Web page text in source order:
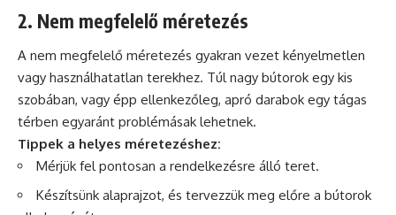
2. Nem megfelelő méretezés
A nem megfelelő méretezés gyakran vezet kényelmetlen
vagy használhatatlan terekhez. Túl nagy bútorok egy kis
szobában, vagy épp ellenkezőleg, apró darabok egy tágas
térben egyaránt problémásak lehetnek.
Tippek a helyes méretezéshez:
Mérjük fel pontosan a rendelkezésre álló teret.
Készítsünk alaprajzot, és tervezzük meg előre a bútorok